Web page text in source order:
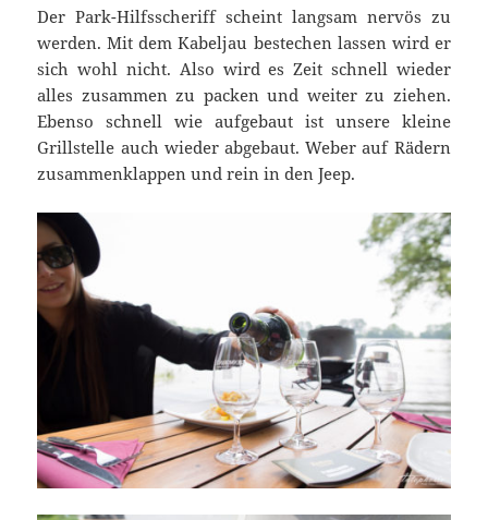
Der Park-Hilfsscheriff scheint langsam nervös zu
werden. Mit dem Kabeljau bestechen lassen wird er
sich wohl nicht. Also wird es Zeit schnell wieder
alles zusammen zu packen und weiter zu ziehen.
Ebenso schnell wie aufgebaut ist unsere kleine
Grillstelle auch wieder abgebaut. Weber auf Rädern
zusammenklappen und rein in den Jeep.